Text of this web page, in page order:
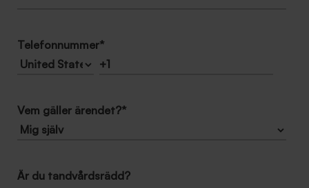
Telefonnummer*
Vem gäller ärendet?*
Är du tandvårdsrädd?